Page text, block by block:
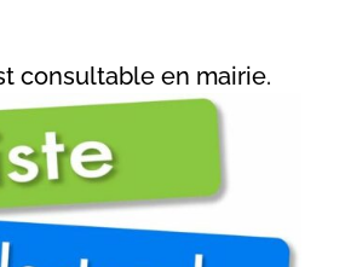
consultable en mairie.